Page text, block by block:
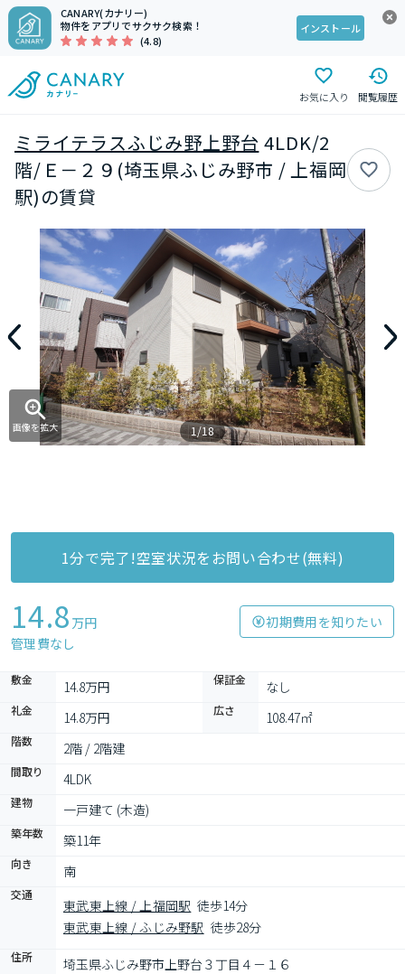
CANARY(カナリー)
物件をアプリでサクサク検索！
(4.8)
インストール
お気に入り 閲覧履歴
ミライテラスふじみ野上野台 4LDK/2
階/Ｅ－２９(埼玉県ふじみ野市 / 上福岡
駅)の賃貸
画像を拡大 1/18
1分で完了!空室状況をお問い合わせ(無料)
14.8 万円
管理費なし
初期費用を知りたい
敷金 14.8万円 保証金 なし
礼金 14.8万円 広さ 108.47㎡
階数 2階 / 2階建
間取り 4LDK
建物 一戸建て (木造)
築年数 築11年
向き 南
交通
東武東上線 / 上福岡駅 徒歩14分
東武東上線 / ふじみ野駅 徒歩28分
住所 埼玉県ふじみ野市上野台３丁目４－１６